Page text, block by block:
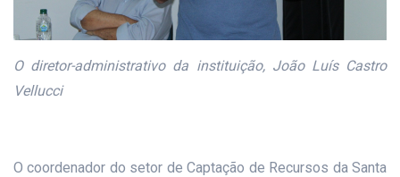
O diretor-administrativo da instituição, João Luís Castro
Vellucci
O coordenador do setor de Captação de Recursos da Santa